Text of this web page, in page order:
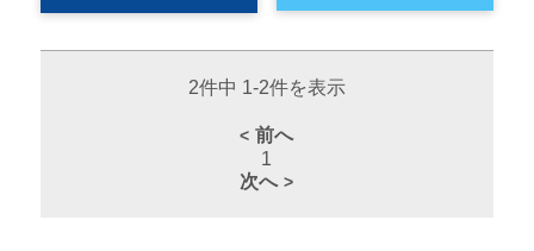
2件中 1-2件を表示
前へ
1
次へ